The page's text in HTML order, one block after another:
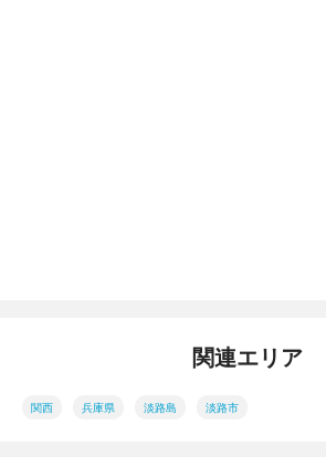
関連エリア
関西 兵庫県 淡路島 淡路市